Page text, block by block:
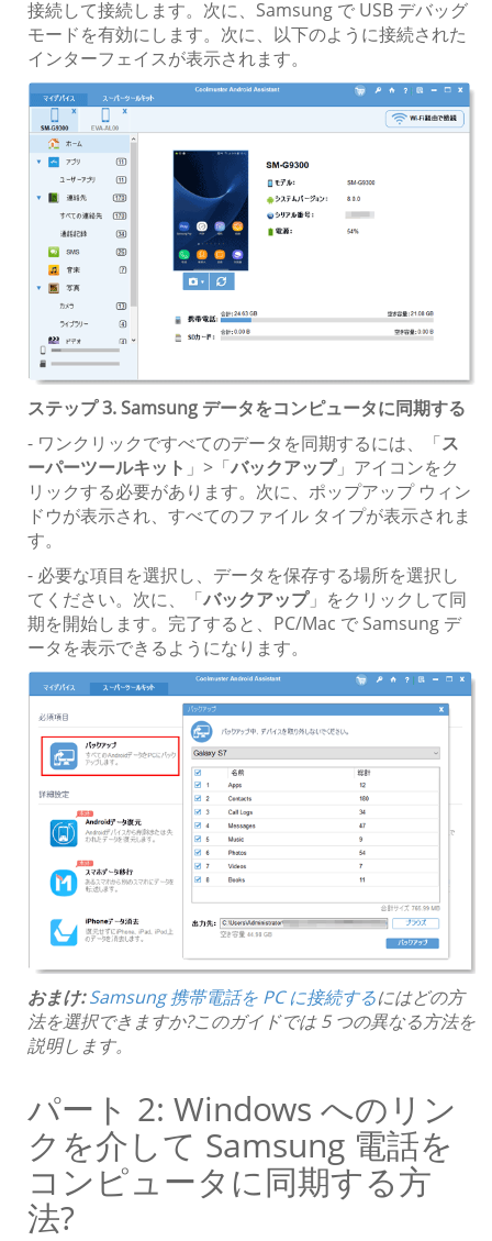
接続して接続します。次に、Samsung で USB デバッグ
モードを有効にします。次に、以下のように接続された
インターフェイスが表示されます。
ステップ 3. Samsung データをコンピュータに同期する
- ワンクリックですべてのデータを同期するには、「ス
ーパーツールキット 」>「バックアップ」アイコンをク
リックする必要があります。次に、ポップアップ ウィン
ドウが表示され、すべてのファイル タイプが表示されま
す。
- 必要な項目を選択し、データを保存する場所を選択し
てください。次に、「バックアップ」をクリックして同
期を開始します。完了すると、PC/Mac で Samsung デ
ータを表示できるようになります。
おまけ: Samsung 携帯電話を PC に接続するにはどの方
法を選択できますか?このガイドでは 5 つの異なる方法を
説明します。
パート 2: Windows へのリン
クを介して Samsung 電話を
コンピュータに同期する方
法?